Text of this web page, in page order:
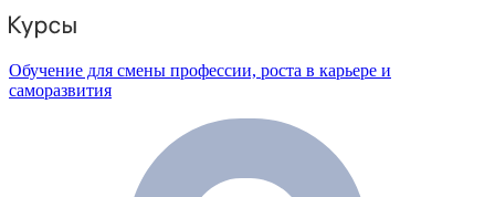
Обучение для смены профессии, роста в карьере и
саморазвития